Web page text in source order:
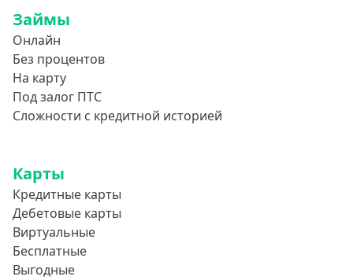
Займы
Онлайн
Без процентов
На карту
Под залог ПТС
Сложности с кредитной историей
Карты
Кредитные карты
Дебетовые карты
Виртуальные
Бесплатные
Выгодные